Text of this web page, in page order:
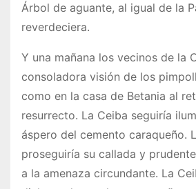
Árbol de aguante, al igual de la
reverdeciera.
Y una mañana los vecinos de la
consoladora visión de los
como en la casa de Betania al
resurrecto. La Ceiba seguiría
áspero del cemento caraqueño.
proseguiría su callada y
a la amenaza circundante. La